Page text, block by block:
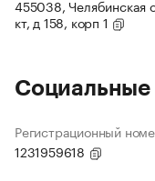
455038, Челябинская
кт, д 158, корп 1
Регистрационный
1231959618